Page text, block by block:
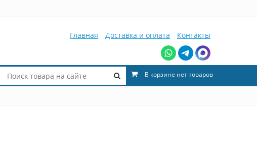
Главная Доставка и оплата Контакты
В корзине нет товаров